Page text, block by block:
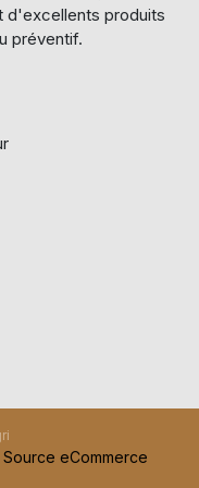
d'excellents produits
préventif.
eCommerce